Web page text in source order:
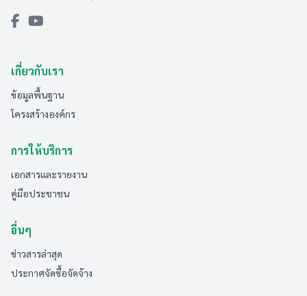
เกี่ยวกับเรา
ข้อมูลพื้นฐาน
โครงสร้างองค์กร
การให้บริการ
เอกสารและรายงาน
คู่มือประชาชน
อื่นๆ
ข่าวสารล่าสุด
ประกาศจัดซื้อจัดจ้าง